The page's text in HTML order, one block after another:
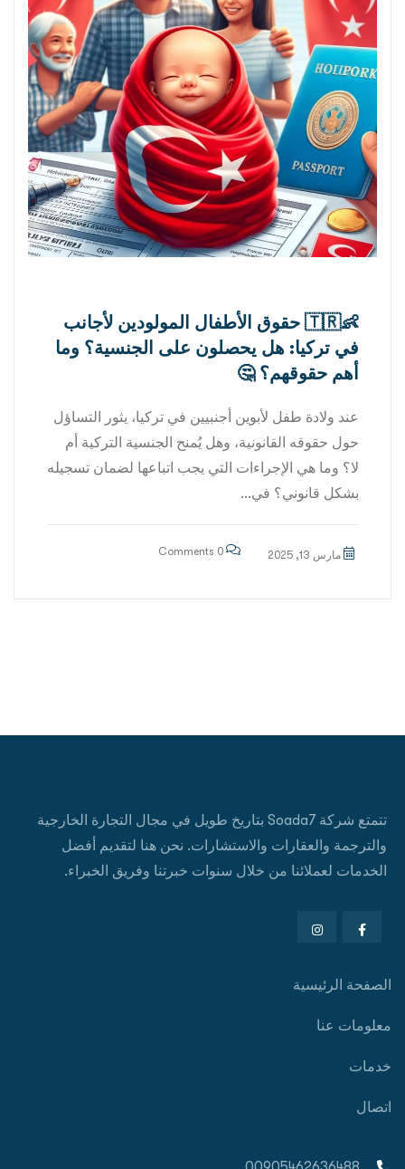
👶🇹🇷 حقوق الأطفال المولودين لأجانب
في تركيا: هل يحصلون على الجنسية؟ وما
أهم حقوقهم؟ 🤔
عند ولادة طفل لأبوين أجنبيين في تركيا، يثور التساؤل
حول حقوقه القانونية، وهل يُمنح الجنسية التركية أم
لا؟ وما هي الإجراءات التي يجب اتباعها لضمان تسجيله
بشكل قانوني؟ في...
مارس 13, 2025
تتمتع شركة Soada7 بتاريخ طويل في مجال التجارة الخارجية
والترجمة والعقارات والاستشارات. نحن هنا لتقديم أفضل
الخدمات لعملائنا من خلال سنوات خبرتنا وفريق الخبراء.
الصفحة الرئيسية
معلومات عنا
خدمات
اتصال